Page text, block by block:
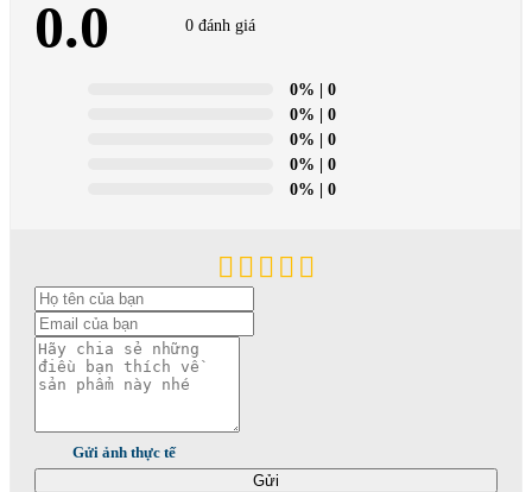
0.0 0 đánh giá
0% | 0
0% | 0
0% | 0
0% | 0
0% | 0
Gửi ảnh thực tế
Gửi